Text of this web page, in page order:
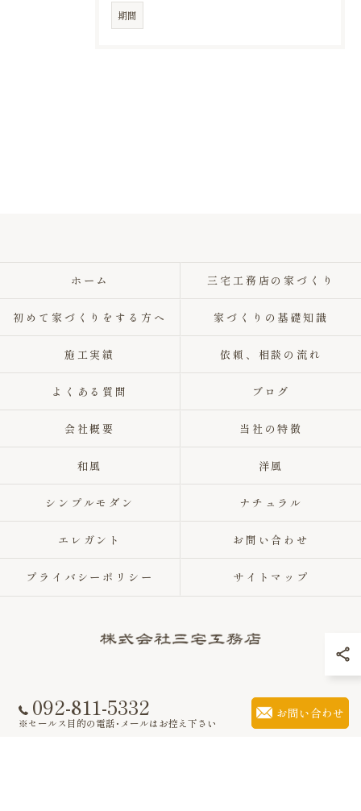
期間
092-811-5332
※セールス目的の電話･メールはお控え下さい
お問い合わせ
ホーム 三宅工務店の家づくり
初めて家づくりをする方へ 家づくりの基礎知識
施工実績 依頼、相談の流れ
よくある質問 ブログ
会社概要 当社の特徴
和風 洋風
シンプルモダン ナチュラル
エレガント お問い合わせ
プライバシーポリシー サイトマップ
© 2026 福岡県福岡市の注文住宅なら株式会社三宅工務店 ALL RIGHTS
RESERVED.